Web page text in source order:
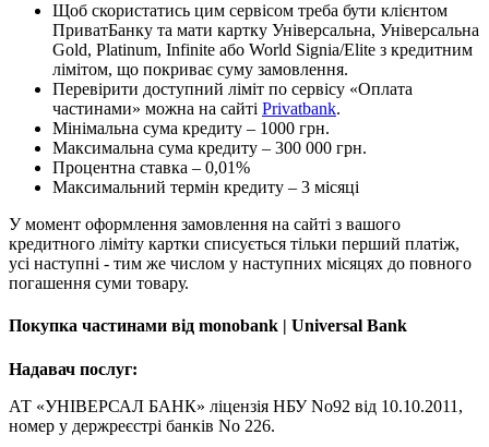
Щоб скористатись цим сервісом треба бути клієнтом
ПриватБанку та мати картку Універсальна, Універсальна
Gold, Platinum, Infinite або World Signia/Elite з кредитним
лімітом, що покриває суму замовлення.
Перевірити доступний ліміт по сервісу «Оплата
частинами» можна на сайті Privatbank.
Мінімальна сума кредиту – 1000 грн.
Максимальна сума кредиту – 300 000 грн.
Процентна ставка – 0,01%
Максимальний термін кредиту – 3 місяці
У момент оформлення замовлення на сайті з вашого
кредитного ліміту картки списується тільки перший платіж,
усі наступні - тим же числом у наступних місяцях до повного
погашення суми товару.
Покупка частинами від monobank | Universal Bank
Надавач послуг:
АТ «УНІВЕРСАЛ БАНК» ліцензія НБУ No92 від 10.10.2011,
номер у держреєстрі банків No 226.